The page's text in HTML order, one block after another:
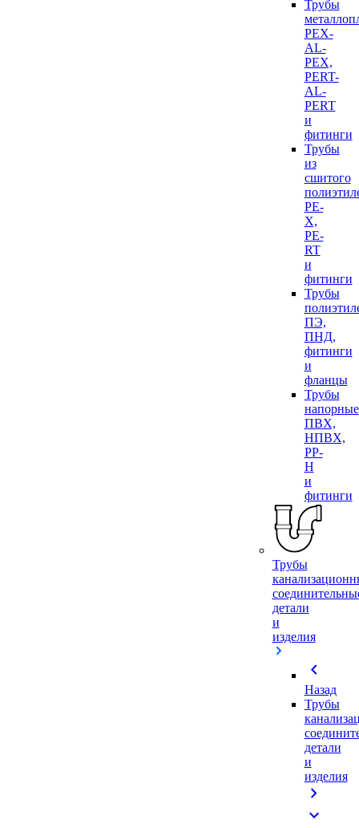
Трубы
PEX-
AL-
PEX,
PERT-
AL-
PERT
и
фитинги
Трубы
из
сшитого
PE-
X,
PE-
RT
и
фитинги
Трубы
ПЭ,
ПНД,
фитинги
и
фланцы
Трубы
напорные
ПВХ,
НПВХ,
PP-
H
и
фитинги
Трубы
детали
и
изделия
chevron_left
Назад
Трубы
детали
и
изделия
chevron_right
expand_more